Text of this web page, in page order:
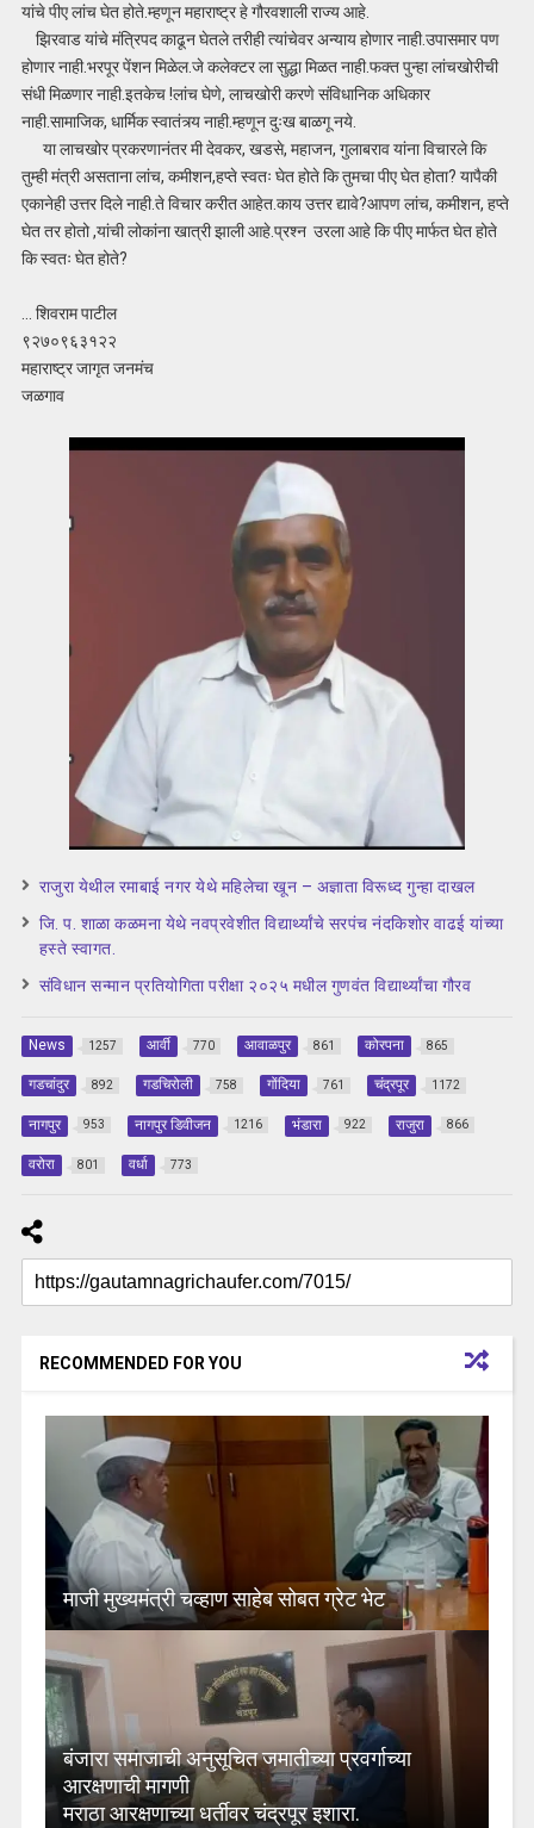
यांचे पीए लांच घेत होते.म्हणून महाराष्ट्र हे गौरवशाली राज्य आहे.
झिरवाड यांचे मंत्रिपद काढून घेतले तरीही त्यांचेवर अन्याय होणार नाही.उपासमार पण
होणार नाही.भरपूर पेंशन मिळेल.जे कलेक्टर ला सुद्धा मिळत नाही.फक्त पुन्हा लांचखोरीची
संधी मिळणार नाही.इतकेच !लांच घेणे, लाचखोरी करणे संविधानिक अधिकार
नाही.सामाजिक, धार्मिक स्वातंत्र्य नाही.म्हणून दुःख बाळगू नये.
या लाचखोर प्रकरणानंतर मी देवकर, खडसे, महाजन, गुलाबराव यांना विचारले कि
तुम्ही मंत्री असताना लांच, कमीशन,हप्ते स्वतः घेत होते कि तुमचा पीए घेत होता? यापैकी
एकानेही उत्तर दिले नाही.ते विचार करीत आहेत.काय उत्तर द्यावे?आपण लांच, कमीशन, हप्ते
घेत तर होतो ,यांची लोकांना खात्री झाली आहे.प्रश्न उरला आहे कि पीए मार्फत घेत होते
कि स्वतः घेत होते?
… शिवराम पाटील
९२७०९६३१२२
महाराष्ट्र जागृत जनमंच
जळगाव
राजुरा येथील रमाबाई नगर येथे महिलेचा खून – अज्ञाता विरूध्द गुन्हा दाखल
जि. प. शाळा कळमना येथे नवप्रवेशीत विद्यार्थ्यांचे सरपंच नंदकिशोर वाढई यांच्या
हस्ते स्वागत.
संविधान सन्मान प्रतियोगिता परीक्षा २०२५ मधील गुणवंत विद्यार्थ्यांचा गौरव
News 1257 आर्वी 770 आवाळपुर 861 कोरपना 865
गडचांदुर 892 गडचिरोली 758 गोंदिया 761 चंद्रपूर 1172
नागपुर 953 नागपुर डिवीजन 1216 भंडारा 922 राजुरा 866
वरोरा 801 वर्धा 773
RECOMMENDED FOR YOU
माजी मुख्यमंत्री चव्हाण साहेब सोबत ग्रेट भेट
बंजारा समाजाची अनुसूचित जमातीच्या प्रवर्गाच्या
आरक्षणाची मागणी
मराठा आरक्षणाच्या धर्तीवर चंद्रपूर इशारा.